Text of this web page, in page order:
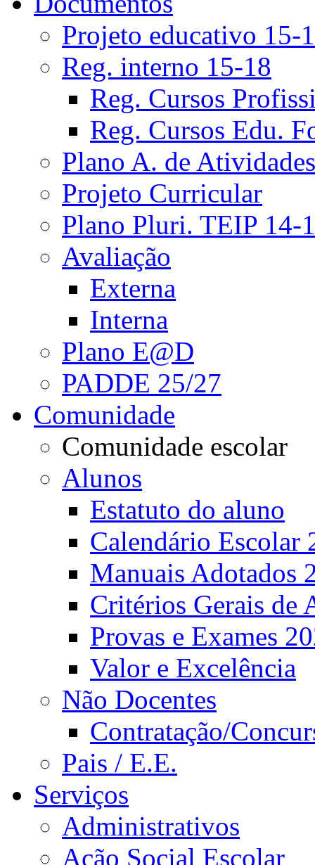
Projeto educativo 15-
Reg. interno 15-18
Reg. Cursos
Reg. Cursos Edu.
Plano A. de Atividades
Projeto Curricular
Plano Pluri. TEIP 14-
Avaliação
Externa
Interna
Plano E@D
PADDE 25/27
Comunidade
Comunidade escolar
Alunos
Estatuto do aluno
Calendário Escolar
Manuais Adotados
Critérios Gerais de
Provas e Exames
Valor e Excelência
Não Docentes
Contratação/
Pais / E.E.
Serviços
Administrativos
Ação Social Escolar